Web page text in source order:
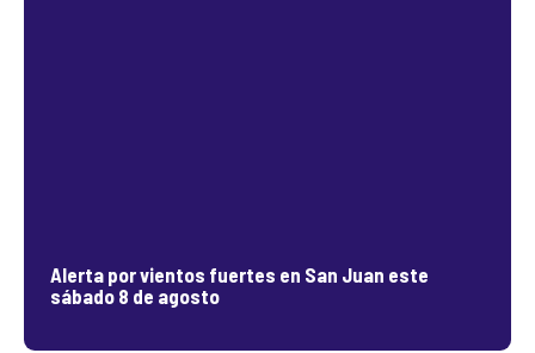
Alerta por vientos fuertes en San Juan este
sábado 8 de agosto